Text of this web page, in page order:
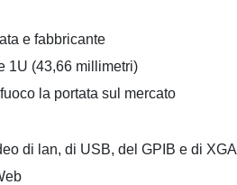
e fabbricante
1U (43,66 millimetri)
la portata sul mercato
di lan, di USB, del GPIB e di XGA